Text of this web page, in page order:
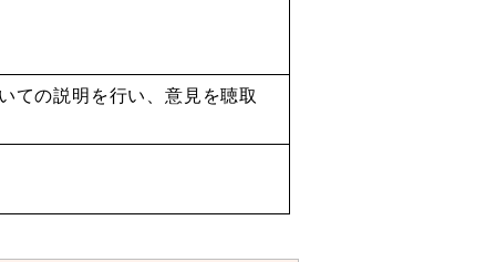
ての説明を行い、意見を聴取